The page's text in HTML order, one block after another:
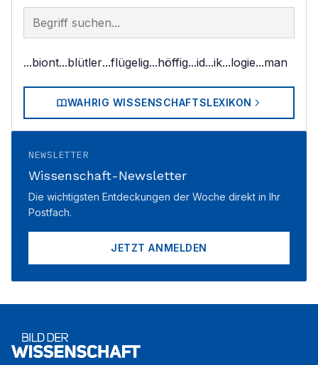
Begriff im Lexikon suchen
...biont...blütler...flügelig...höffig...id...ik...logie...man
WAHRIG WISSENSCHAFTSLEXIKON
NEWSLETTER
Wissenschaft-Newsletter
Die wichtigsten Entdeckungen der Woche direkt in Ihr
Postfach.
JETZT ANMELDEN